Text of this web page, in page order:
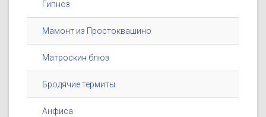
Гипноз
Мамонт из Простоквашино
Матроскин блюз
Бродячие термиты
Анфиса